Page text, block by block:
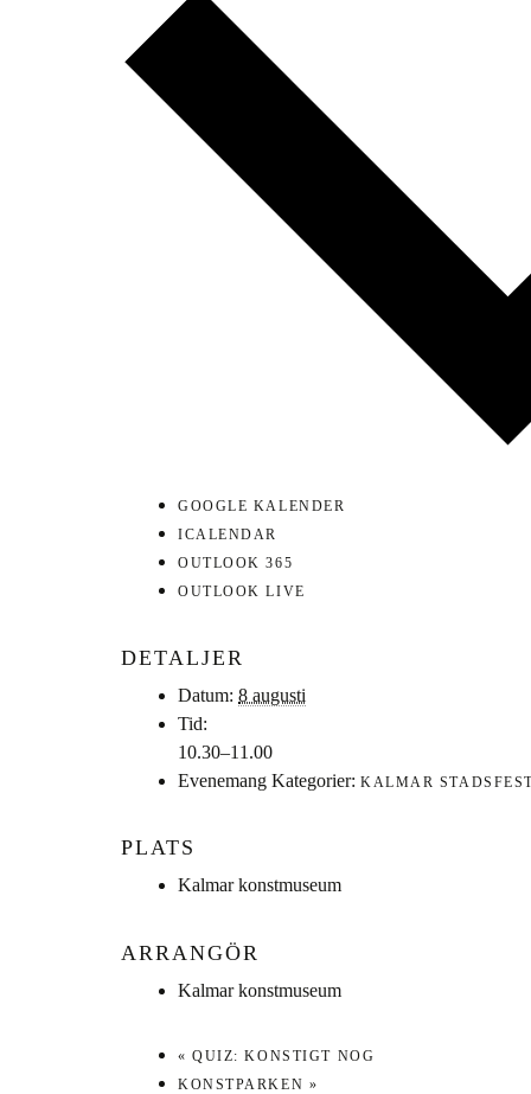
GOOGLE KALENDER
ICALENDAR
OUTLOOK 365
OUTLOOK LIVE
DETALJER
Datum: 8 augusti
Tid:
10.30–11.00
Evenemang Kategorier: KALMAR
PLATS
Kalmar konstmuseum
ARRANGÖR
Kalmar konstmuseum
« QUIZ: KONSTIGT NOG
KONSTPARKEN »